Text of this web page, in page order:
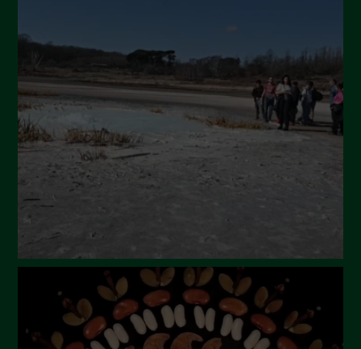
Settembre 2024
Luglio 2024
Maggio 2024
Aprile 2024
Marzo 2024
Febbraio 2024
Ottobre 2023
Settembre 2023